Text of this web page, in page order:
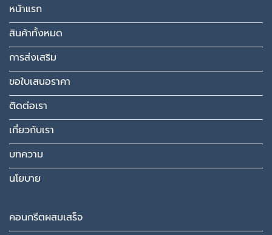
หน้าแรก
สินค้าทั้งหมด
การส่งเสริม
ขอใบเสนอราคา
ติดต่อเรา
เกี่ยวกับเรา
บทความ
นโยบาย
คอนกรีตผสมเสร็จ